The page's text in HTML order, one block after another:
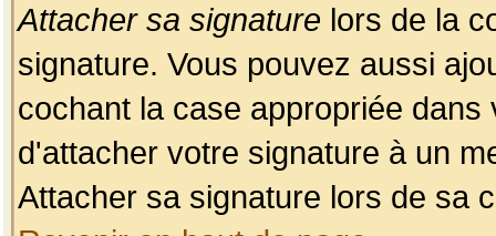
Attacher sa signature lors de la
signature. Vous pouvez aussi
cochant la case appropriée
d'attacher votre signature à un
Attacher sa signature lors de sa